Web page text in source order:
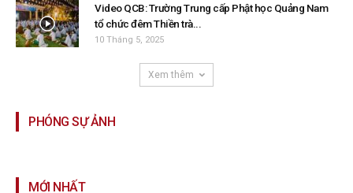
Video QCB: Trường Trung cấp Phật học Quảng Nam
tổ chức đêm Thiền trà...
10 Tháng 5, 2025
Xem thêm
PHÓNG SỰ ẢNH
MỚI NHẤT